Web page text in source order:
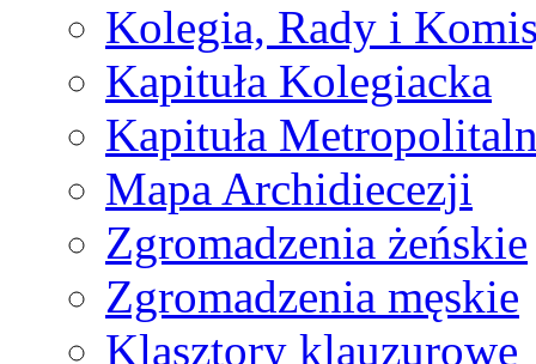
Kolegia, Rady i
Kapituła Kolegiacka
Kapituła
Mapa Archidiecezji
Zgromadzenia żeńskie
Zgromadzenia męskie
Klasztory klauzurowe